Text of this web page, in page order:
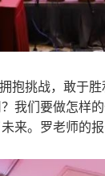
抱挑战，敢于
我们要做怎样
来。罗老师的报